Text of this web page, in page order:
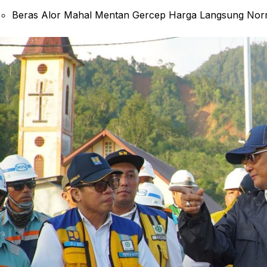
Beras Alor Mahal Mentan Gercep Harga Langsung